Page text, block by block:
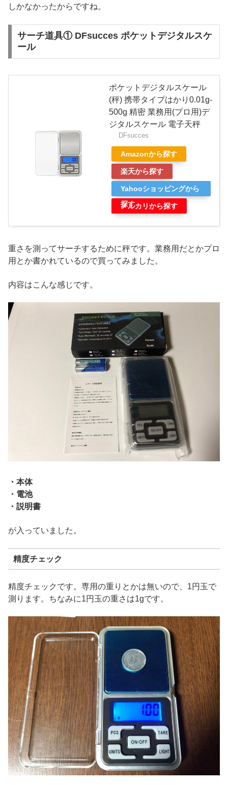
しかなかったからですね。
サーチ道具① DFsucces ポケットデジタルスケ
ール
ポケットデジタルスケール
(秤) 携帯タイプはかり0.01g-
500g 精密 業務用(プロ用)デ
ジタルスケール 電子天秤
DFsucces
Amazonから探す
楽天から探す
Yahooショッピングから
探す
メルカリから探す
重さを測ってサーチするために秤です。業務用だとかプロ
用とか書かれているので買ってみました。
内容はこんな感じです。
・本体
・電池
・説明書
が入っていました。
精度チェック
精度チェックです。専用の重りとかは無いので、1円玉で
測ります。ちなみに1円玉の重さは1gです。